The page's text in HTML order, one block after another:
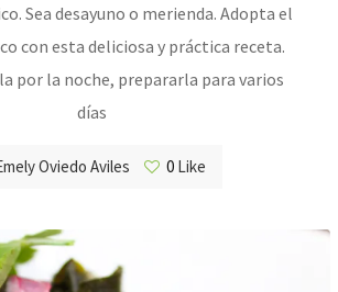
Sea desayuno o merienda. Adopta el
con esta deliciosa y práctica receta.
por la noche, prepararla para varios
días
Oviedo Aviles 0 Like